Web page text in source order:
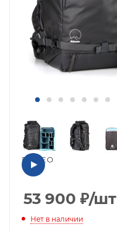
ВИДЕО
53 900 ₽/шт
Нет в наличии